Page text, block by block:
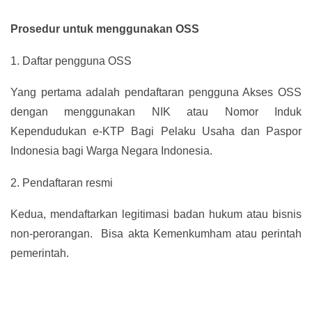
Prosedur untuk menggunakan OSS
1. Daftar pengguna OSS
Yang pertama adalah pendaftaran pengguna Akses OSS
dengan menggunakan NIK atau Nomor Induk
Kependudukan e-KTP Bagi Pelaku Usaha dan Paspor
Indonesia bagi Warga Negara Indonesia.
2. Pendaftaran resmi
Kedua, mendaftarkan legitimasi badan hukum atau bisnis
non-perorangan. Bisa akta Kemenkumham atau perintah
pemerintah.